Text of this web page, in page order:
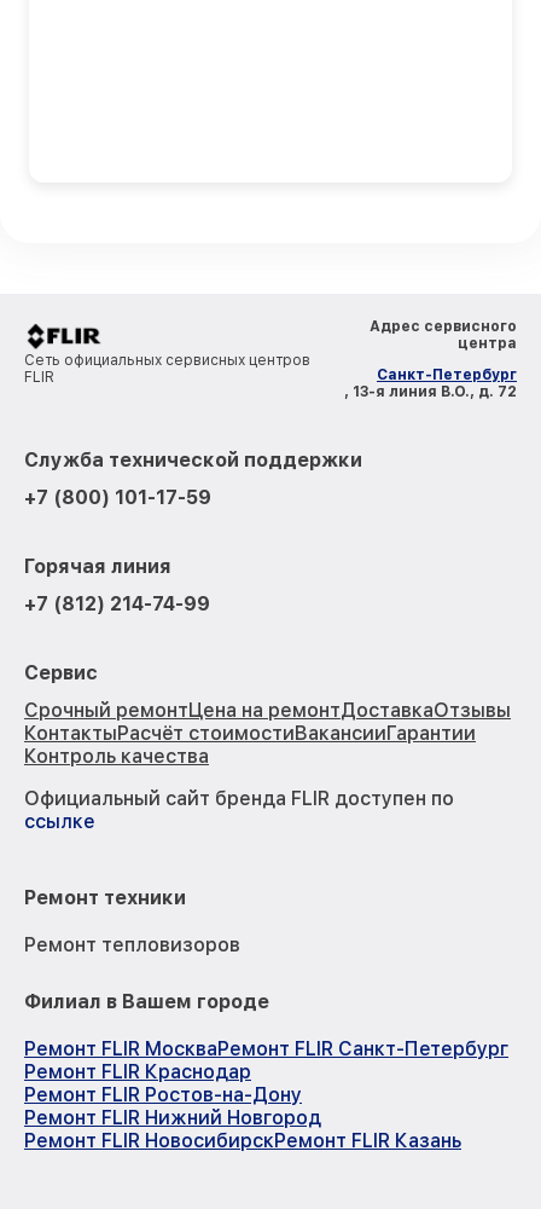
Сеть официальных сервисных центров
FLIR
Адрес сервисного
центра
Санкт-Петербург
, 13-я линия В.О., д. 72
Служба технической поддержки
+7 (800) 101-17-59
Горячая линия
+7 (812) 214-74-99
Сервис
Срочный ремонтЦена на ремонтДоставкаОтзывы
КонтактыРасчёт стоимостиВакансииГарантии
Контроль качества
Официальный сайт бренда FLIR доступен по
ссылке
Ремонт техники
Ремонт тепловизоров
Филиал в Вашем городе
Ремонт FLIR МоскваРемонт FLIR Санкт-Петербург
Ремонт FLIR Краснодар
Ремонт FLIR Ростов-на-Дону
Ремонт FLIR Нижний Новгород
Ремонт FLIR НовосибирскРемонт FLIR Казань